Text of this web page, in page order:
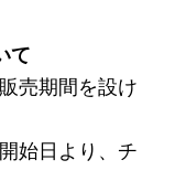
て
売期間を設け
始日より、チ